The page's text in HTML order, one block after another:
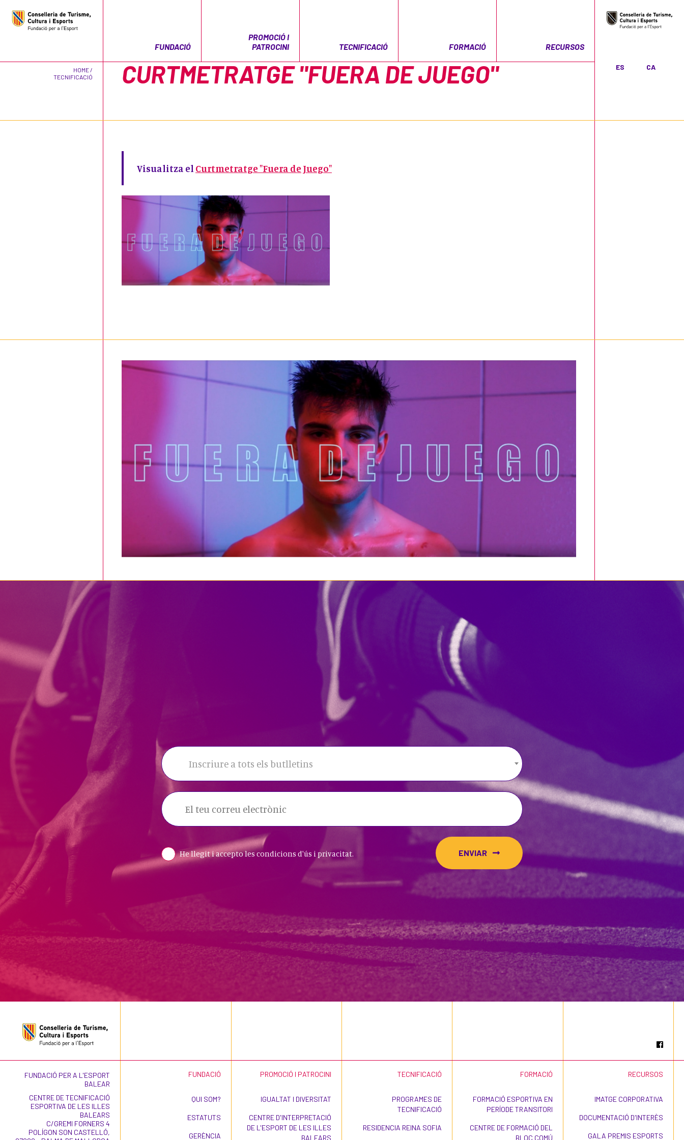
FUNDACIÓ
PROMOCIÓ I
PATROCINI
TECNIFICACIÓ FORMACIÓ RECURSOS
ES CA
HOME /
TECNIFICACIÓ
CURTMETRATGE "FUERA DE JUEGO"
Visualitza el Curtmetratge "Fuera de Juego"
Inscriure a tots els butlletins
He llegit i accepto les condicions d'ús i privacitat. ENVIAR
FUNDACIÓ PER A L'ESPORT
BALEAR
CENTRE DE TECNIFICACIÓ
ESPORTIVA DE LES ILLES
BALEARS
C/GREMI FORNERS 4
POLÍGON SON CASTELLÓ,
FUNDACIÓ
QUI SOM?
ESTATUTS
GERÈNCIA
PROMOCIÓ I PATROCINI
IGUALTAT I DIVERSITAT
CENTRE D'INTERPRETACIÓ
DE L'ESPORT DE LES ILLES
BALEARS
TECNIFICACIÓ
PROGRAMES DE
TECNIFICACIÓ
RESIDENCIA REINA SOFIA
FORMACIÓ
FORMACIÓ ESPORTIVA EN
PERÍODE TRANSITORI
CENTRE DE FORMACIÓ DEL
BLOC COMÚ
RECURSOS
IMATGE CORPORATIVA
DOCUMENTACIÓ D'INTERÈS
GALA PREMIS ESPORTS